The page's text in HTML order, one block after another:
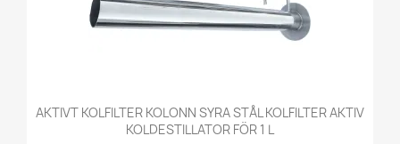
AKTIVT KOLFILTER KOLONN SYRA STÅL KOLFILTER AKTIV
KOLDESTILLATOR FÖR 1 L